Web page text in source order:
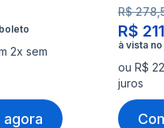
2x sem
agora
R$
R$
ou R$
juros